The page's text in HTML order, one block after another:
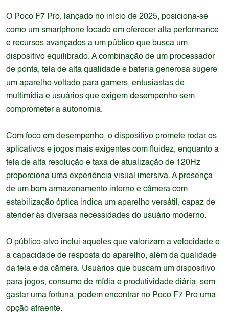
O Poco F7 Pro, lançado no início de 2025, posiciona-se
como um smartphone focado em oferecer alta performance
e recursos avançados a um público que busca um
dispositivo equilibrado. A combinação de um processador
de ponta, tela de alta qualidade e bateria generosa sugere
um aparelho voltado para gamers, entusiastas de
multimídia e usuários que exigem desempenho sem
comprometer a autonomia.
Com foco em desempenho, o dispositivo promete rodar os
aplicativos e jogos mais exigentes com fluidez, enquanto a
tela de alta resolução e taxa de atualização de 120Hz
proporciona uma experiência visual imersiva. A presença
de um bom armazenamento interno e câmera com
estabilização óptica indica um aparelho versátil, capaz de
atender às diversas necessidades do usuário moderno.
O público-alvo inclui aqueles que valorizam a velocidade e
a capacidade de resposta do aparelho, além da qualidade
da tela e da câmera. Usuários que buscam um dispositivo
para jogos, consumo de mídia e produtividade diária, sem
gastar uma fortuna, podem encontrar no Poco F7 Pro uma
opção atraente.